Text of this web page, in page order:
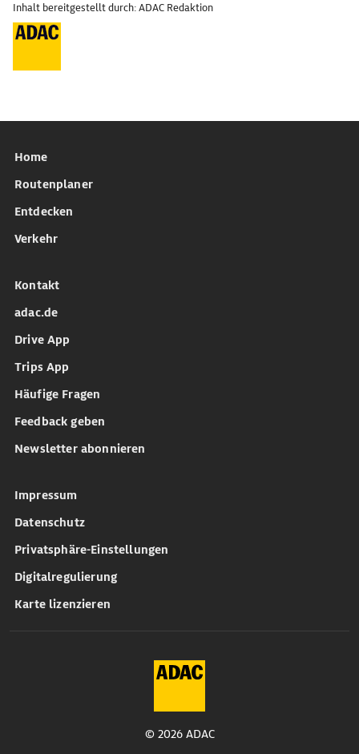
Inhalt bereitgestellt durch: ADAC Redaktion
Home
Routenplaner
Entdecken
Verkehr
Kontakt
adac.de
Drive App
Trips App
Häufige Fragen
Feedback geben
Newsletter abonnieren
Impressum
Datenschutz
Privatsphäre-Einstellungen
Digitalregulierung
Karte lizenzieren
© 2026 ADAC